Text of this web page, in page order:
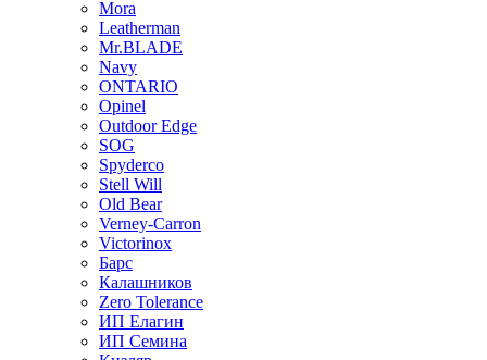
Mora
Leatherman
Mr.BLADE
Navy
ONTARIO
Opinel
Outdoor Edge
SOG
Spyderco
Stell Will
Old Bear
Verney-Carron
Victorinox
Барс
Калашников
Zero Tolerance
ИП Елагин
ИП Семина